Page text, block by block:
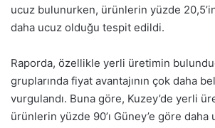
ucuz bulunurken, ürünlerin yüzde
daha ucuz olduğu tespit edildi.
Raporda, özellikle yerli üretimin
gruplarında fiyat avantajının çok daha
vurgulandı. Buna göre, Kuzey’de yerli
ürünlerin yüzde 90’ı Güney’e göre